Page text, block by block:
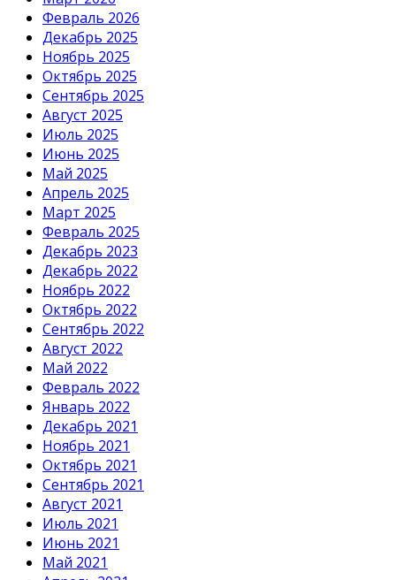
Февраль 2026
Декабрь 2025
Ноябрь 2025
Октябрь 2025
Сентябрь 2025
Август 2025
Июль 2025
Июнь 2025
Май 2025
Апрель 2025
Март 2025
Февраль 2025
Декабрь 2023
Декабрь 2022
Ноябрь 2022
Октябрь 2022
Сентябрь 2022
Август 2022
Май 2022
Февраль 2022
Январь 2022
Декабрь 2021
Ноябрь 2021
Октябрь 2021
Сентябрь 2021
Август 2021
Июль 2021
Июнь 2021
Май 2021